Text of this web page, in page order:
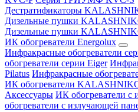
Дестратификаторы
Дизельные пушки
Дизельные пушки
ИК обогреватели Energolux
Инфракрасные обогреватели
обогреватели серии Eiger
Pilatus Инфракрасные
ИК обогреватели
Аксессуары ИК обогреватели с
обогреватели с излучающей